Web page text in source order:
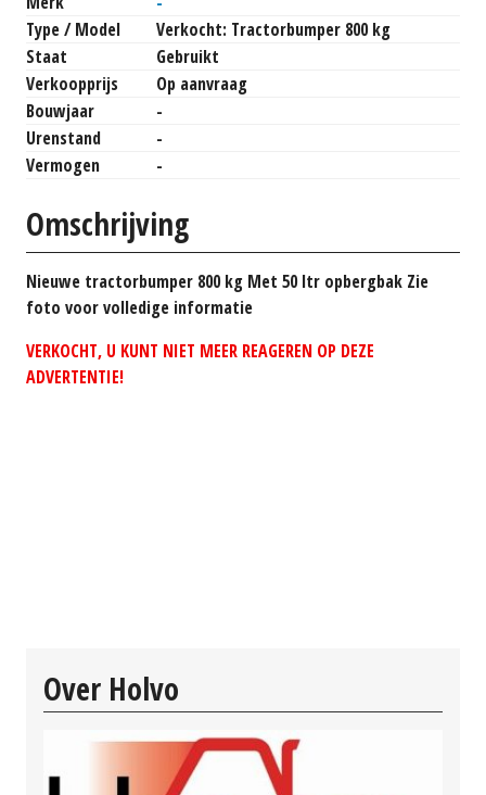
Type / Model
Verkocht: Tractorbumper 800 kg
Staat
Gebruikt
Verkoopprijs
Op aanvraag
Bouwjaar
-
Urenstand
-
Vermogen
-
Omschrijving
Nieuwe tractorbumper 800 kg Met 50 ltr opbergbak Zie
foto voor volledige informatie
VERKOCHT, U KUNT NIET MEER REAGEREN OP DEZE
ADVERTENTIE!
Over Holvo